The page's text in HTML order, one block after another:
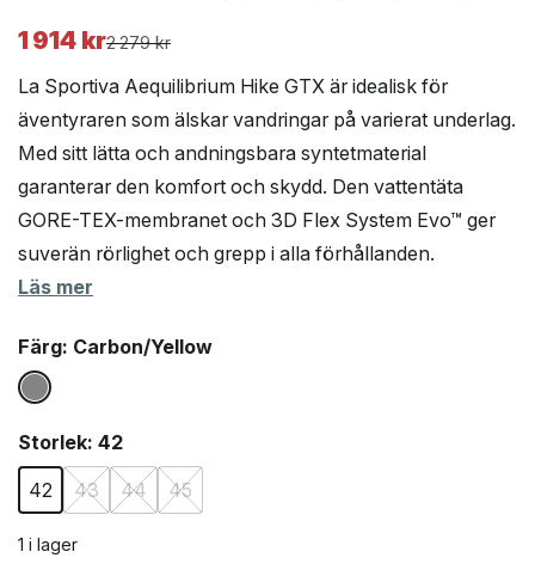
2 279kr
Det
priset
var:
2
279 kr.
1 914 kr
Det
priset
är:
1
914 kr.
La Sportiva Aequilibrium Hike GTX är idealisk för
äventyraren som älskar vandringar på varierat underlag.
Med sitt lätta och andningsbara syntetmaterial
garanterar den komfort och skydd. Den vattentäta
GORE-TEX-membranet och 3D Flex System Evo™ ger
suverän rörlighet och grepp i alla förhållanden.
Läs mer
Färg: Carbon/Yellow
Storlek: 42
42
43 44 45
1 i lager